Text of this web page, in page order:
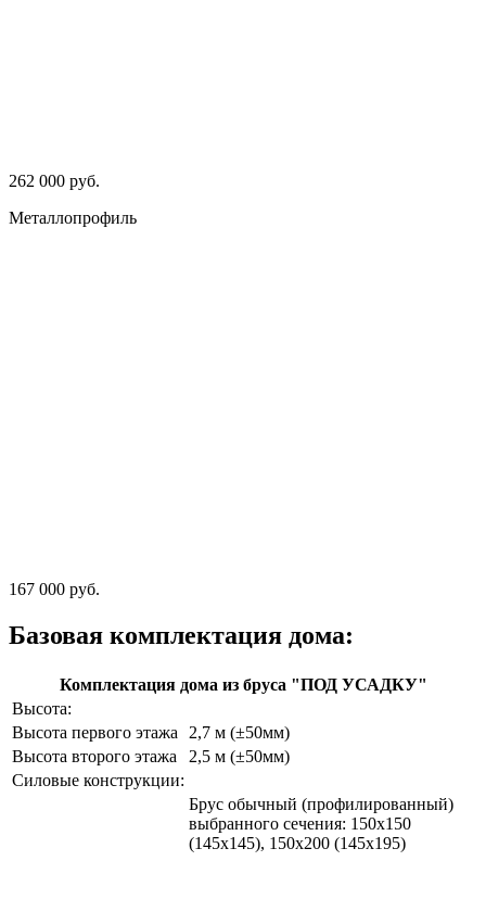
262 000 руб.
Металлопрофиль
167 000 руб.
Базовая комплектация дома:
Комплектация дома из бруса "ПОД УСАДКУ"
Высота:
Высота первого этажа
2,7 м (±50мм)
Высота второго этажа
2,5 м (±50мм)
Силовые конструкции:
Брус обычный (профилированный)
выбранного сечения: 150х150
(145х145), 150х200 (145х195)